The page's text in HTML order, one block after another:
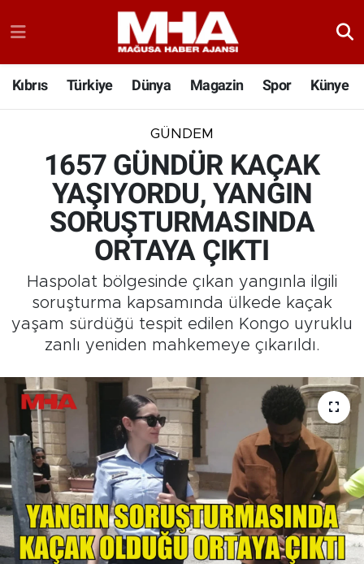
Kıbrıs Türkiye Dünya Magazin Spor Künye
GÜNDEM
1657 GÜNDÜR KAÇAK
YAŞIYORDU, YANGIN
SORUŞTURMASINDA
ORTAYA ÇIKTI
Haspolat bölgesinde çıkan yangınla ilgili
soruşturma kapsamında ülkede kaçak
yaşam sürdüğü tespit edilen Kongo uyruklu
zanlı yeniden mahkemeye çıkarıldı.